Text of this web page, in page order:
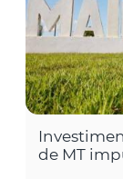
de MT